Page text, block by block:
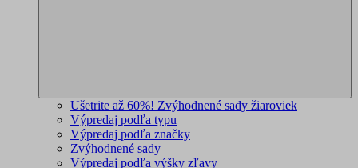
Ušetrite až 60%! Zvýhodnené sady žiaroviek
Výpredaj podľa typu
Výpredaj podľa značky
Zvýhodnené sady
Výpredaj podľa výšky zľavy